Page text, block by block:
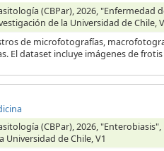
(CBPar), 2026, "Enfermedad
de la Universidad de Chile,
de microfotografías,
El dataset incluye imágenes de
(CBPar), 2026, "Enterobiasis",
de Chile, V1